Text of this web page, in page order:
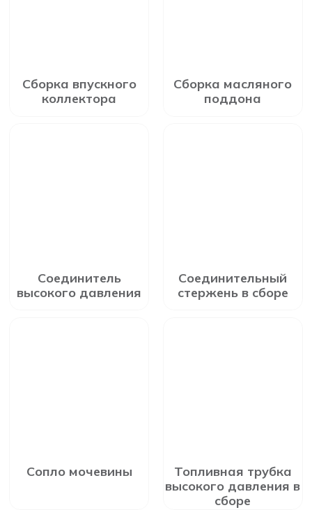
Сборка впускного
коллектора
Сборка масляного
поддона
Соединитель
высокого давления
Соединительный
стержень в сборе
Сопло мочевины
Топливная трубка
высокого давления в
сборе